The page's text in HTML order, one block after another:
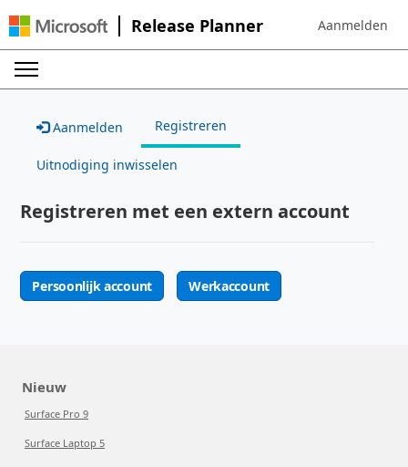
Release Planner Sign in to your
Aanmelden
Aanmelden Registreren
Uitnodiging inwisselen
Registreren met een extern account
Persoonlijk account Werkaccount
Nieuw
Surface Pro 9
Surface Laptop 5